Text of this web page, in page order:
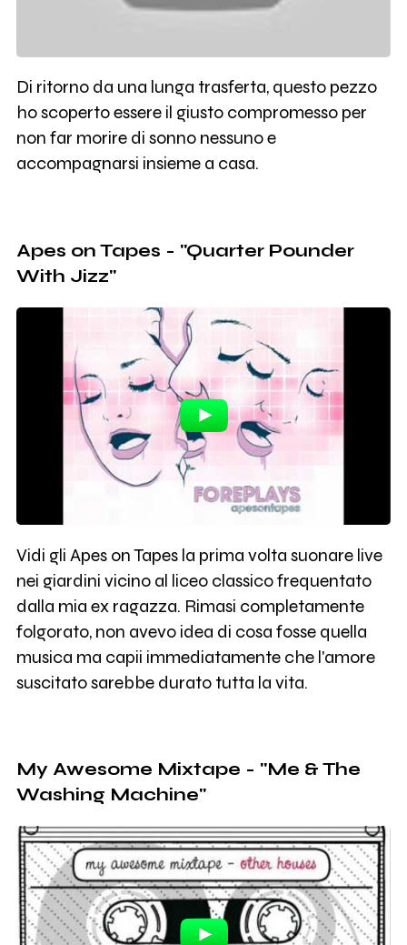
Di ritorno da una lunga trasferta, questo pezzo
ho scoperto essere il giusto compromesso per
non far morire di sonno nessuno e
accompagnarsi insieme a casa.
Apes on Tapes - "Quarter Pounder
With Jizz"
Vidi gli Apes on Tapes la prima volta suonare live
nei giardini vicino al liceo classico frequentato
dalla mia ex ragazza. Rimasi completamente
folgorato, non avevo idea di cosa fosse quella
musica ma capii immediatamente che l'amore
suscitato sarebbe durato tutta la vita.
My Awesome Mixtape - "Me & The
Washing Machine"